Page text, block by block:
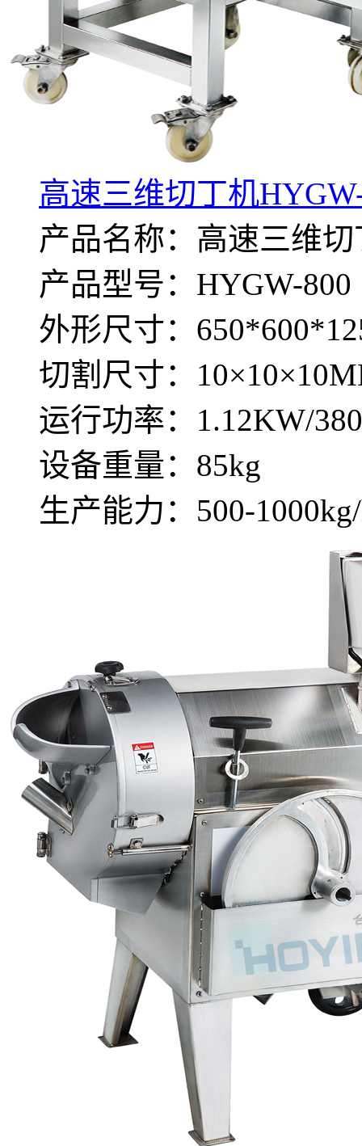
高速三维切丁机
产品名称：高速三维
产品型号：HYGW-800
外形尺寸：
切割尺寸：
运行功率：1.12KW/
设备重量：85kg
生产能力：500-